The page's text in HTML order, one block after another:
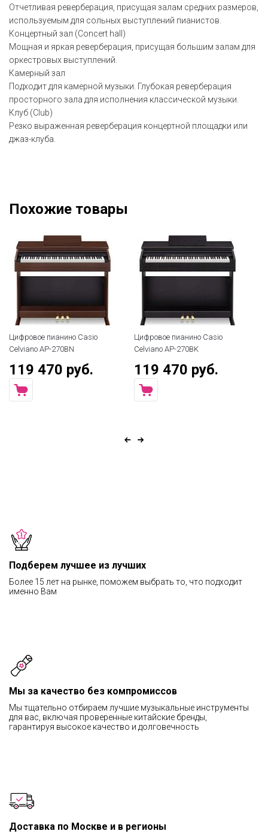
Отчетливая реверберация, присущая залам средних размеров,
используемым для сольных выступлений пианистов.
Концертный зал (Concert hall)
Мощная и яркая реверберация, присущая большим залам для
оркестровых выступлений.
Камерный зал
Подходит для камерной музыки. Глубокая реверберация
просторного зала для исполнения классической музыки.
Клуб (Club)
Резко выраженная реверберация концертной площадки или
джаз-клуба.
Похожие товары
Цифровое пианино Casio
Celviano AP-270BN
119 470 руб.
Цифровое пианино Casio
Celviano AP-270BK
119 470 руб.
Подберем лучшее из лучших
Более 15 лет на рынке, поможем выбрать то, что подходит
именно Вам
Мы за качество без компромиссов
Мы тщательно отбираем лучшие музыкальные инструменты
для вас, включая проверенные китайские бренды,
гарантируя высокое качество и долговечность
Доставка по Москве и в регионы